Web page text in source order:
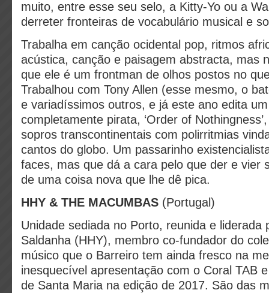
muito, entre esse seu selo, a Kitty-Yo ou a
derreter fronteiras de vocabulário musical e
Trabalha em canção ocidental pop, ritmos
acústica, canção e paisagem abstracta, mas
que ele é um frontman de olhos postos no
Trabalhou com Tony Allen (esse mesmo, o
e variadíssimos outros, e já este ano edita
completamente pirata, ‘Order of
sopros transcontinentais com polirritmias
cantos do globo. Um passarinho
faces, mas que dá a cara pelo que der e vier
de uma coisa nova que lhe dê pica.
HHY & THE MACUMBAS (Portugal)
Unidade sediada no Porto, reunida e liderada
Saldanha (HHY), membro co-fundador do
músico que o Barreiro tem ainda fresco na
inesquecível apresentação com o Coral TAB
de Santa Maria na edição de 2017. São das